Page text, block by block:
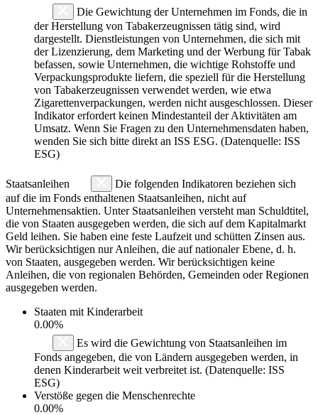
Die Gewichtung der Unternehmen im Fonds, die in
der Herstellung von Tabakerzeugnissen tätig sind, wird
dargestellt. Dienstleistungen von Unternehmen, die sich mit
der Lizenzierung, dem Marketing und der Werbung für Tabak
befassen, sowie Unternehmen, die wichtige Rohstoffe und
Verpackungsprodukte liefern, die speziell für die Herstellung
von Tabakerzeugnissen verwendet werden, wie etwa
Zigarettenverpackungen, werden nicht ausgeschlossen. Dieser
Indikator erfordert keinen Mindestanteil der Aktivitäten am
Umsatz. Wenn Sie Fragen zu den Unternehmensdaten haben,
wenden Sie sich bitte direkt an ISS ESG. (Datenquelle: ISS
ESG)
Staatsanleihen
Die folgenden Indikatoren beziehen sich
auf die im Fonds enthaltenen Staatsanleihen, nicht auf
Unternehmensaktien. Unter Staatsanleihen versteht man Schuldtitel,
die von Staaten ausgegeben werden, die sich auf dem Kapitalmarkt
Geld leihen. Sie haben eine feste Laufzeit und schütten Zinsen aus.
Wir berücksichtigen nur Anleihen, die auf nationaler Ebene, d. h.
von Staaten, ausgegeben werden. Wir berücksichtigen keine
Anleihen, die von regionalen Behörden, Gemeinden oder Regionen
ausgegeben werden.
Staaten mit Kinderarbeit
0.00%
Es wird die Gewichtung von Staatsanleihen im
Fonds angegeben, die von Ländern ausgegeben werden, in
denen Kinderarbeit weit verbreitet ist. (Datenquelle: ISS
ESG)
Verstöße gegen die Menschenrechte
0.00%